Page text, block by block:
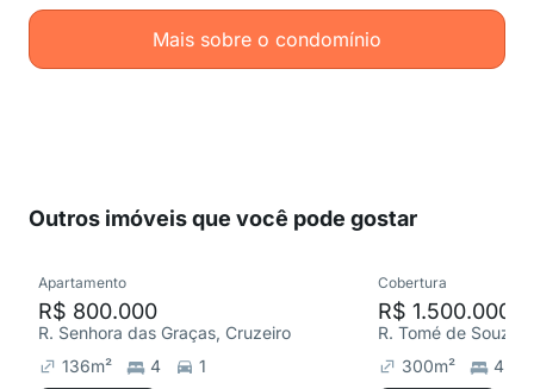
Mais sobre o condomínio
Outros imóveis que você pode gostar
Apartamento
R$ 800.000
R. Senhora das Graças, Cruzeiro
136m² 4
1
Cobertura
R$ 1.500.000
R. Tomé de Souza,
300m²
4